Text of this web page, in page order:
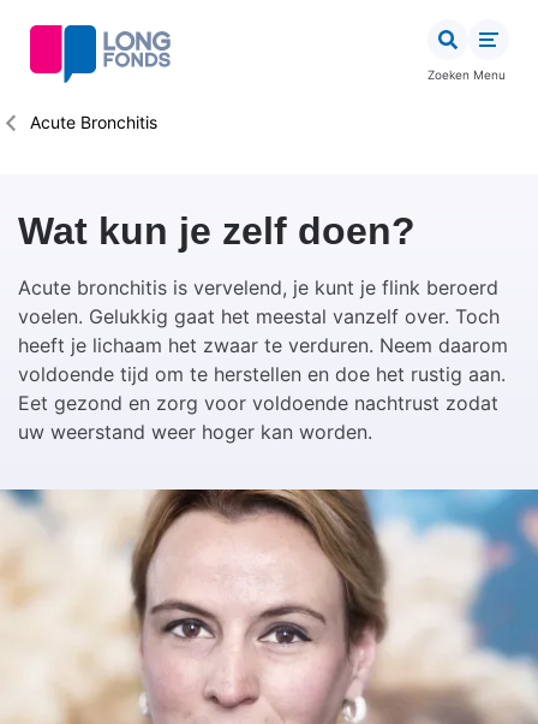
inhoud
Zoeken Menu
Kruimelpad
Acute Bronchitis
Wat kun je zelf doen?
Acute bronchitis is vervelend, je kunt je flink beroerd
voelen. Gelukkig gaat het meestal vanzelf over. Toch
heeft je lichaam het zwaar te verduren. Neem daarom
voldoende tijd om te herstellen en doe het rustig aan.
Eet gezond en zorg voor voldoende nachtrust zodat
uw weerstand weer hoger kan worden.